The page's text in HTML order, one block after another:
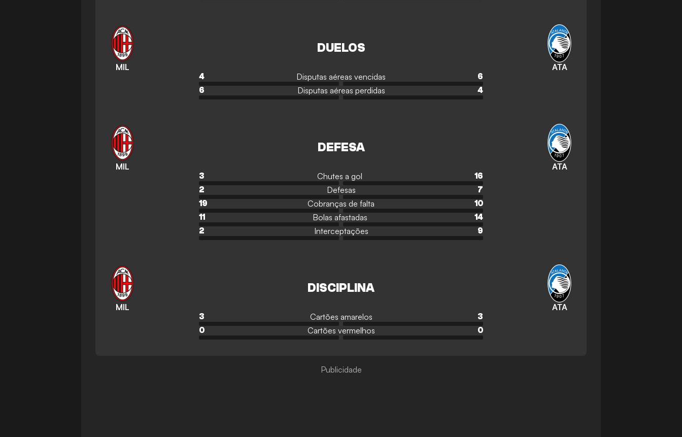
MIL
DUELOS
ATA
4 Disputas aéreas vencidas
6
6
Disputas aéreas perdidas 4
MIL
DEFESA
ATA
3 Chutes a gol
16
2
Defesas
7
19
Cobranças de falta
10
11
Bolas afastadas
14
2
Interceptações 9
MIL
DISCIPLINA
ATA
3 Cartões amarelos
3
0
Cartões vermelhos 0